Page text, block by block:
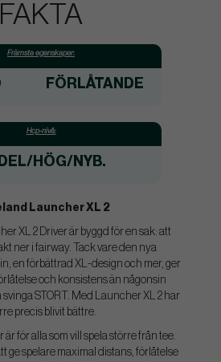
FAKTA
Främsta egenskaper:
FÖRLÅTANDE
Hcp-nivå:
HÖG/NYB.
Launcher XL 2
XL 2 Driver är byggd för en sak: att
ner i fairway. Tack vare den nya
en förbättrad XL-design och mer, ger
och konsistens än någonsin
STORT. Med Launcher XL 2 har
precis blivit bättre.
är för alla som vill spela större från tee.
ge spelare maximal distans, förlåtelse